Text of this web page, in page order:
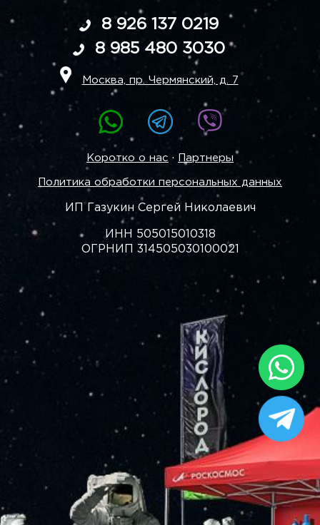
8 926 137 0219
8 985 480 3030
Москва, пр. Чермянский, д. 7
Коротко о нас · Партнеры
Политика обработки персональных данных
ИП Газукин Сергей Николаевич
ИНН 505015010318
ОГРНИП 314505030100021